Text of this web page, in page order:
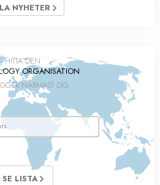
NYHETER
HITTA DEN
ORGANISATION
NÄRMAST DIG
SE LISTA